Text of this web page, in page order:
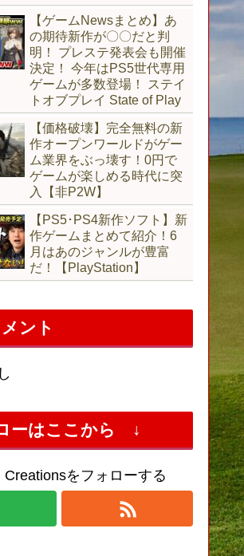
【ゲームNewsまとめ】あ
の期待新作が〇〇だと判
明！ プレステ発表会も開催
決定！ 今年はPS5世代専用
ゲームが多数登場！ ステイ
トオブプレイ State of Play
【価格破壊】完全無料の新
作オープンワールドがゲー
ム業界をぶっ壊す！0円で
ゲームが楽しめる時代に突
入【非P2W】
【PS5･PS4新作ソフト】新
作ゲームまとめて紹介！6
月はあのジャンルが豊富
だ！【PlayStation】
ント
ーはここから ↓
Creationsをフォローする